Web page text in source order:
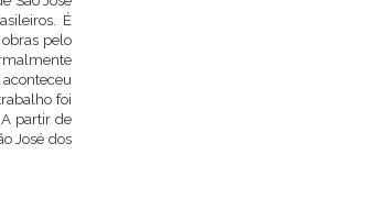
É
pelo
foi
partir de
José dos